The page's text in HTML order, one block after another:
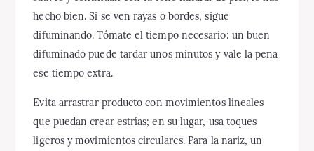
hecho bien. Si se ven rayas o bordes, sigue
difuminando. Tómate el tiempo necesario: un buen
difuminado puede tardar unos minutos y vale la pena
ese tiempo extra.
Evita arrastrar producto con movimientos lineales
que puedan crear estrías; en su lugar, usa toques
ligeros y movimientos circulares. Para la nariz, un